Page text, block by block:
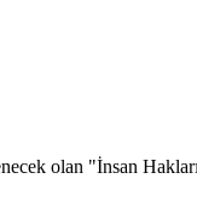
olan "İnsan